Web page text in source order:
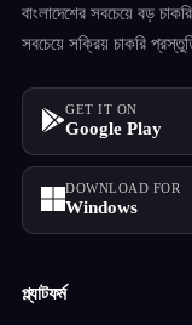
বাংলাদেশের সবচেয়ে বড়
সবচেয়ে সক্রিয় চাকরি
GET IT ON
Google Play
DOWNLOAD FOR
Windows
প্ল্যাটফর্ম